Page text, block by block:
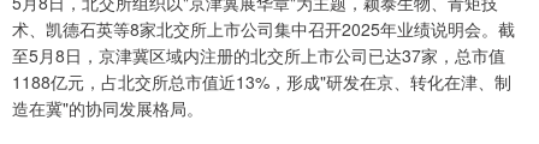
术、凯德石英等8家北交所上市公司集中召开2025年业绩说明会。截
至5月8日，京津冀区域内注册的北交所上市公司已达37家，总市值
1188亿元，占北交所总市值近13%，形成"研发在京、转化在津、制
造在冀"的协同发展格局。